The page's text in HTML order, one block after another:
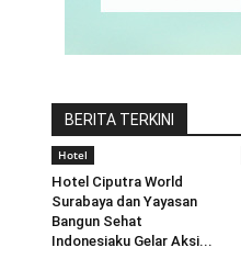
BERITA TERKINI
Hotel
Hotel Ciputra World
Surabaya dan Yayasan
Bangun Sehat
Indonesiaku Gelar Aksi...